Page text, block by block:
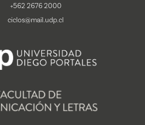
+562 2676 2000
ciclos@mail.udp.cl